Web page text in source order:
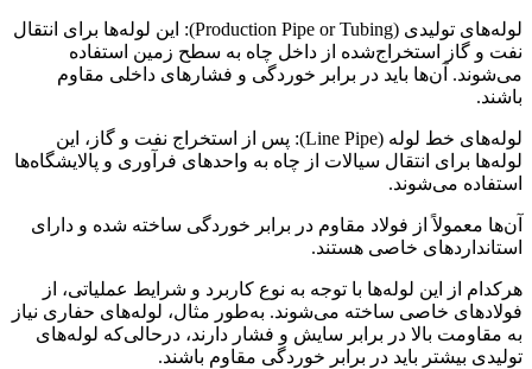
لوله‌های تولیدی (Production Pipe or Tubing): این لوله‌ها برای انتقال
نفت و گاز استخراج‌شده از داخل چاه به سطح زمین استفاده
می‌شوند. آن‌ها باید در برابر خوردگی و فشارهای داخلی مقاوم
باشند.
لوله‌های خط لوله (Line Pipe): پس از استخراج نفت و گاز، این
لوله‌ها برای انتقال سیالات از چاه به واحدهای فرآوری و پالایشگاه‌ها
استفاده می‌شوند.
آن‌ها معمولاً از فولاد مقاوم در برابر خوردگی ساخته شده و دارای
استانداردهای خاصی هستند.
هرکدام از این لوله‌ها با توجه به نوع کاربرد و شرایط عملیاتی، از
فولادهای خاصی ساخته می‌شوند. به‌طور مثال، لوله‌های حفاری نیاز
به مقاومت بالا در برابر سایش و فشار دارند، درحالی‌که لوله‌های
تولیدی بیشتر باید در برابر خوردگی مقاوم باشند.